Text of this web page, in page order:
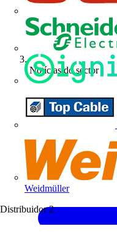
Weidmüller
Distribuidor 2
Notícias do sector